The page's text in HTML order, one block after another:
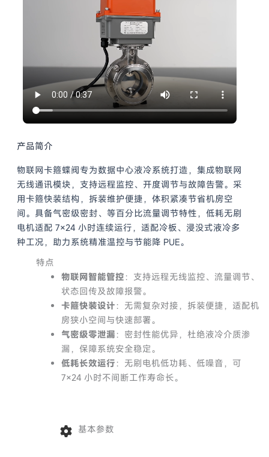
产品简介
物联网卡箍蝶阀专为数据中心液冷系统打造，集成物联网
无线通讯模块，支持远程监控、开度调节与故障告警。采
用卡箍快装结构，拆装维护便捷，体积紧凑节省机房空
间。具备气密级密封、等百分比流量调节特性，低耗无刷
电机适配 7×24 小时连续运行，适配冷板、浸没式液冷多
种工况，助力系统精准温控与节能降 PUE。
特点
物联网智能管控 ：支持远程无线监控、流量调节、
状态回传及故障报警。
卡箍快装设计 ：无需复杂对接，拆装便捷，适配机
房狭小空间与快速部署。
气密级零泄漏 ：密封性能优异，杜绝液冷介质渗
漏，保障系统安全稳定。
低耗长效运行 ：无刷电机低功耗、低噪音，可
7×24 小时不间断工作寿命长。
基本参数